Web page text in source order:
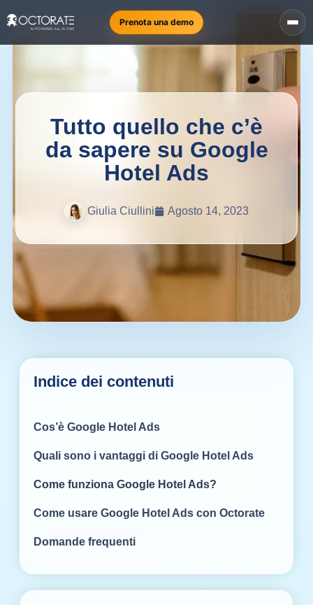
Prenota una demo
Tutto quello che c’è
da sapere su Google
Hotel Ads
Giulia Ciullini Agosto 14, 2023
Indice dei contenuti
Cos’è Google Hotel Ads
Quali sono i vantaggi di Google Hotel Ads
Come funziona Google Hotel Ads?
Come usare Google Hotel Ads con Octorate
Domande frequenti